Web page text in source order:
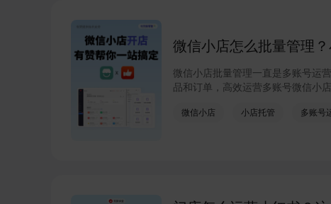
微信小店怎么批量管理
微信小店批量管理一直是多账号运
品和订单，高效运营多账号微信小
微信小店 小店托管 多账号